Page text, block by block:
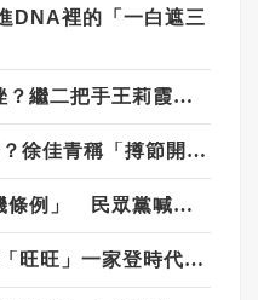
DNA裡的「一白遮三
習近平內蒙「削藩」受挫？繼二把手王莉霞下台 一把手孫紹騁也被查
上任5年爽花2383萬公帑？徐佳青稱「撙節開支」 網質疑：卻搭商務艙？
立院二度聯席審「無人機條例」 民眾黨喊話綠營莫程序杯葛
廣東4童焚殺流浪犬！傳「旺旺」一家登時代廣場看板 2港星籲快立動保法